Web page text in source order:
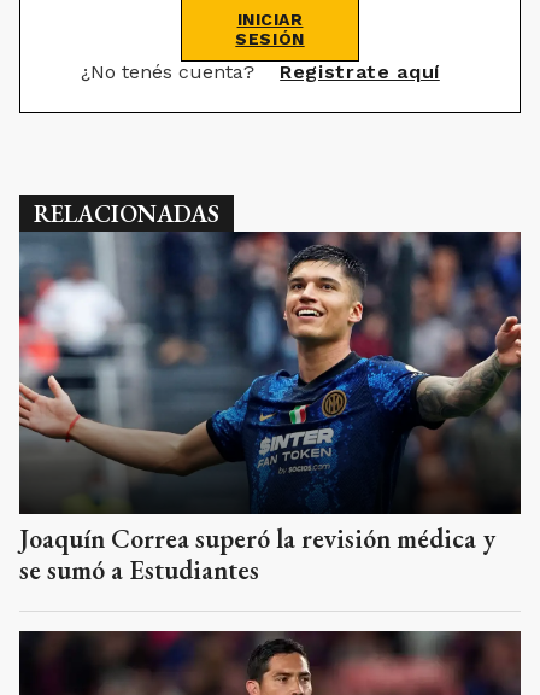
INICIAR
SESIÓN
¿No tenés cuenta? Registrate aquí
RELACIONADAS
Joaquín Correa superó la revisión médica y
se sumó a Estudiantes